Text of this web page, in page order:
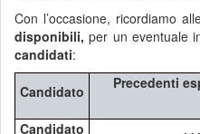
Con l’occasione, ricordiamo
disponibili, per un eventuale
candidati:
Candidato
Precedenti
Candidato